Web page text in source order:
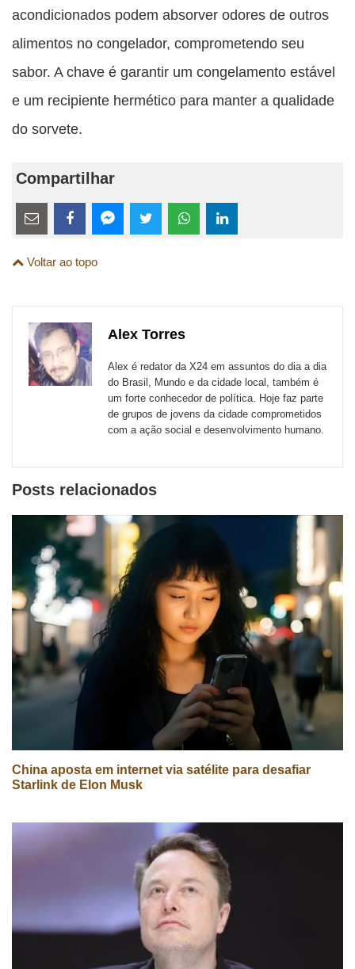
acondicionados podem absorver odores de outros
alimentos no congelador, comprometendo seu
sabor. A chave é garantir um congelamento estável
e um recipiente hermético para manter a qualidade
do sorvete.
Compartilhar
Estes
links
são
sites
externos
esta
Email
esta
FacebookMessenger
TwitterWhatsApp
Voltar ao topo
Alex Torres
Alex é redator da X24 em assuntos do dia a dia
do Brasil, Mundo e da cidade local, também é
um forte conhecedor de política. Hoje faz parte
de grupos de jovens da cidade comprometidos
com a ação social e desenvolvimento humano.
Posts relacionados
China aposta em internet via satélite para desafiar
Starlink de Elon Musk